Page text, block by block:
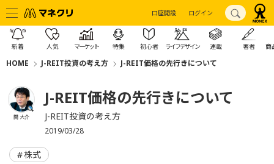
口座開設 ログイン
新着 人気 マーケット 特集 初心者 ライフデザイン 連載 著者 商
HOME J-REIT投資の考え方 J-REIT価格の先行きについて
関 大介
J-REIT価格の先行きについて
J-REIT投資の考え方
2019/03/28
株式